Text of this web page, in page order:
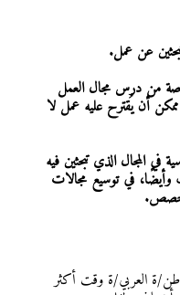
عن عمل.
من درس مجال العمل
أن يُقترح عليه عمل لا
في المجال الذي تبحثين فيه
في توسيع مجالات
ة العربي/ة وقت أكثر